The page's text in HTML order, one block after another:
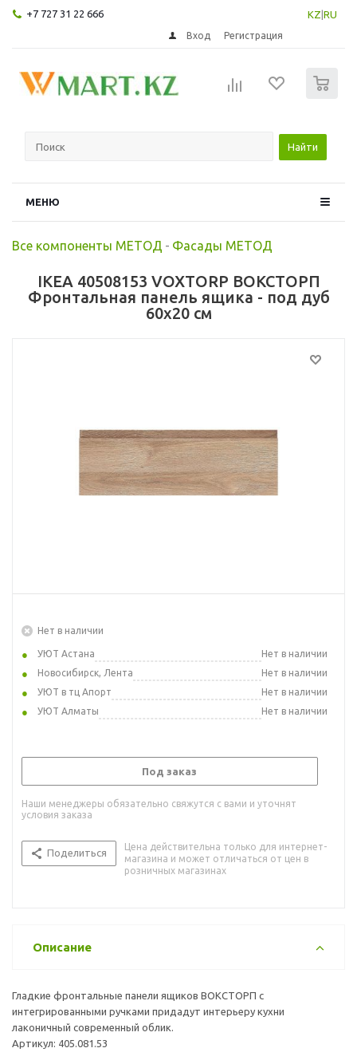
+7 727 31 22 666 KZ RU
Вход Регистрация
Найти
МЕНЮ
Все компоненты МЕТОД - Фасады МЕТОД
IKEA 40508153 VOXTORP ВОКСТОРП
Фронтальная панель ящика - под дуб
60x20 см
Нет в наличии
УЮТ Астана
Нет в наличии
Новосибирск, Лента
Нет в наличии
УЮТ в тц Апорт
Нет в наличии
УЮТ Алматы
Нет в наличии
Под заказ
Наши менеджеры обязательно свяжутся с вами и уточнят
условия заказа
Поделиться
Цена действительна только для интернет-
магазина и может отличаться от цен в
розничных магазинах
Описание
Гладкие фронтальные панели ящиков ВОКСТОРП с
интегрированными ручками придадут интерьеру кухни
лаконичный современный облик.
Артикул: 405.081.53